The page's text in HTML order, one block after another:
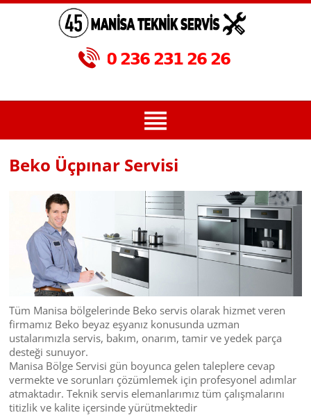
Beko Üçpınar Servisi
Tüm Manisa bölgelerinde Beko servis olarak hizmet veren
firmamız Beko beyaz eşyanız konusunda uzman
ustalarımızla servis, bakım, onarım, tamir ve yedek parça
desteği sunuyor.
Manisa Bölge Servisi gün boyunca gelen taleplere cevap
vermekte ve sorunları çözümlemek için profesyonel adımlar
atmaktadır. Teknik servis elemanlarımız tüm çalışmalarını
titizlik ve kalite içersinde yürütmektedir